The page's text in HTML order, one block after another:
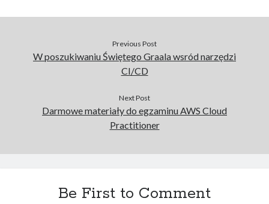
Previous Post
W poszukiwaniu Świętego Graala wsród narzędzi
CI/CD
Next Post
Darmowe materiały do egzaminu AWS Cloud
Practitioner
Be First to Comment